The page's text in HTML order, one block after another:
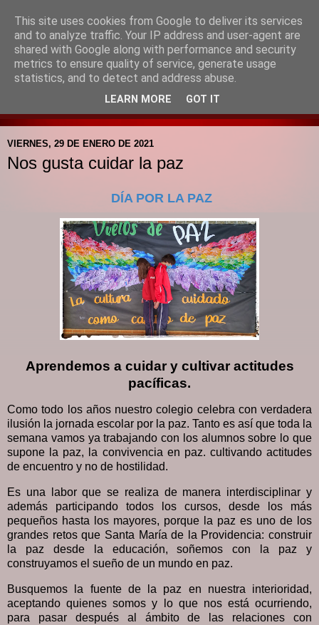
Blog de la Pastoral del
Colegio Santa Mª de la
Providencia
VIERNES, 29 DE ENERO DE 2021
Nos gusta cuidar la paz
DÍA POR LA PAZ
Aprendemos a cuidar y cultivar actitudes
pacíficas.
Como todo los años nuestro colegio celebra con verdadera
ilusión la jornada escolar por la paz. Tanto es así que toda la
semana vamos ya trabajando con los alumnos sobre lo que
supone la paz, la convivencia en paz. cultivando actitudes
de encuentro y no de hostilidad.
Es una labor que se realiza de manera interdisciplinar y
además participando todos los cursos, desde los más
pequeños hasta los mayores, porque la paz es uno de los
grandes retos que Santa María de la Providencia: construir
la paz desde la educación, soñemos con la paz y
construyamos el sueño de un mundo en paz.
Busquemos la fuente de la paz en nuestra interioridad,
aceptando quienes somos y lo que nos está ocurriendo,
para pasar después al ámbito de las relaciones con
This site uses cookies from Google to deliver its services
and to analyze traffic. Your IP address and user-agent are
shared with Google along with performance and security
metrics to ensure quality of service, generate usage
statistics, and to detect and address abuse.
LEARN MORE GOT IT